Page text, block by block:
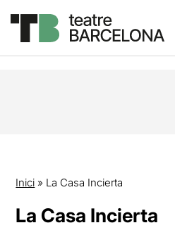
Inici » La Casa Incierta
La Casa Incierta